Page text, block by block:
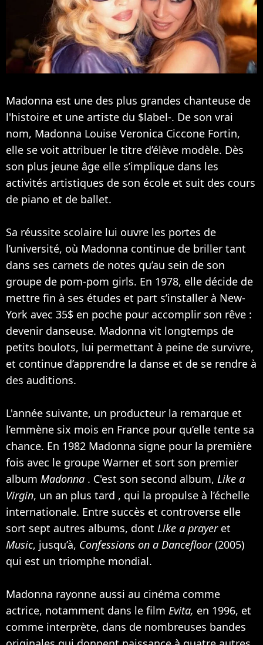
Madonna est une des plus grandes chanteuse de
l'histoire et une artiste du $label-. De son vrai
nom, Madonna Louise Veronica Ciccone Fortin,
elle se voit attribuer le titre d’élève modèle. Dès
son plus jeune âge elle s’implique dans les
activités artistiques de son école et suit des cours
de piano et de ballet.
Sa réussite scolaire lui ouvre les portes de
l’université, où Madonna continue de briller tant
dans ses carnets de notes qu’au sein de son
groupe de pom-pom girls. En 1978, elle décide de
mettre fin à ses études et part s’installer à New-
York avec 35$ en poche pour accomplir son rêve :
devenir danseuse. Madonna vit longtemps de
petits boulots, lui permettant à peine de survivre,
et continue d’apprendre la danse et de se rendre à
des auditions.
L'année suivante, un producteur la remarque et
l’emmène six mois en France pour qu’elle tente sa
chance. En 1982 Madonna signe pour la première
fois avec le groupe Warner et sort son premier
album Madonna . C'est son second album, Like a
Virgin, un an plus tard , qui la propulse à l’échelle
internationale. Entre succès et controverse elle
sort sept autres albums, dont Like a prayer et
Music, jusqu’à, Confessions on a Dancefloor(2005)
qui est un triomphe mondial.
Madonna rayonne aussi au cinéma comme
actrice, notamment dans le film Evita, en 1996, et
comme interprète, dans de nombreuses bandes